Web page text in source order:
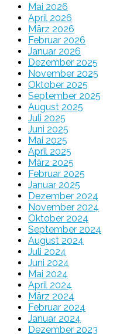
Mai 2026
April 2026
März 2026
Februar 2026
Januar 2026
Dezember 2025
November 2025
Oktober 2025
September 2025
August 2025
Juli 2025
Juni 2025
Mai 2025
April 2025
März 2025
Februar 2025
Januar 2025
Dezember 2024
November 2024
Oktober 2024
September 2024
August 2024
Juli 2024
Juni 2024
Mai 2024
April 2024
März 2024
Februar 2024
Januar 2024
Dezember 2023